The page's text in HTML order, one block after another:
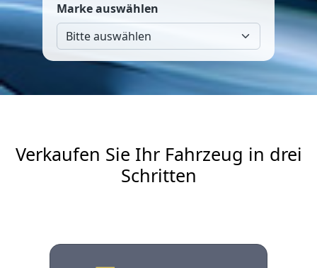
Marke auswählen
Verkaufen Sie Ihr Fahrzeug in drei
Schritten